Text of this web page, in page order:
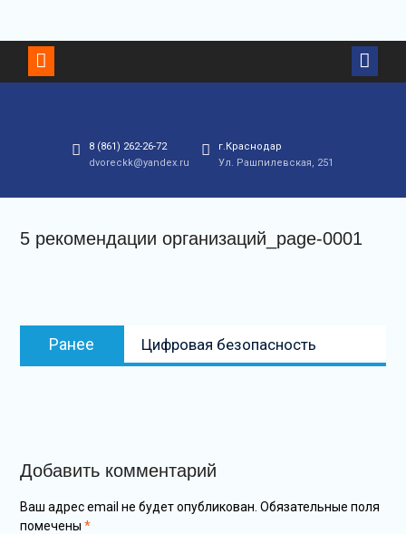
Перейти
контенту
8 (861) 262-26-72
dvoreckk@yandex.ru
г.Краснодар
Ул. Рашпилевская, 251
5 рекомендации организаций_page-0001
Навигация
Ранее
Предыдущая
запись:
Цифровая безопасность
Добавить комментарий
Ваш адрес email не будет опубликован. Обязательные поля
помечены *